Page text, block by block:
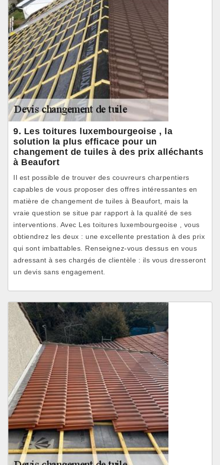
9. Les toitures luxembourgeoise , la
solution la plus efficace pour un
changement de tuiles à des prix alléchants
à Beaufort
Il est possible de trouver des couvreurs charpentiers
capables de vous proposer des offres intéressantes en
matière de changement de tuiles à Beaufort, mais la
vraie question se situe par rapport à la qualité de ses
interventions. Avec Les toitures luxembourgeoise , vous
obtiendrez les deux : une excellente prestation à des prix
qui sont imbattables. Renseignez-vous dessus en vous
adressant à ses chargés de clientèle : ils vous dresseront
un devis sans engagement.